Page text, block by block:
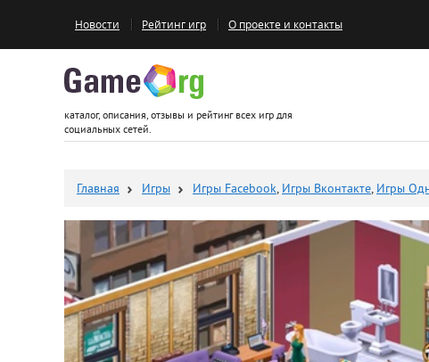
Новости Рейтинг игр О проекте и контакты
каталог, описания, отзывы и рейтинг всех игр для
социальных сетей.
Главная Игры Игры Facebook, Игры Вконтакте, Игры